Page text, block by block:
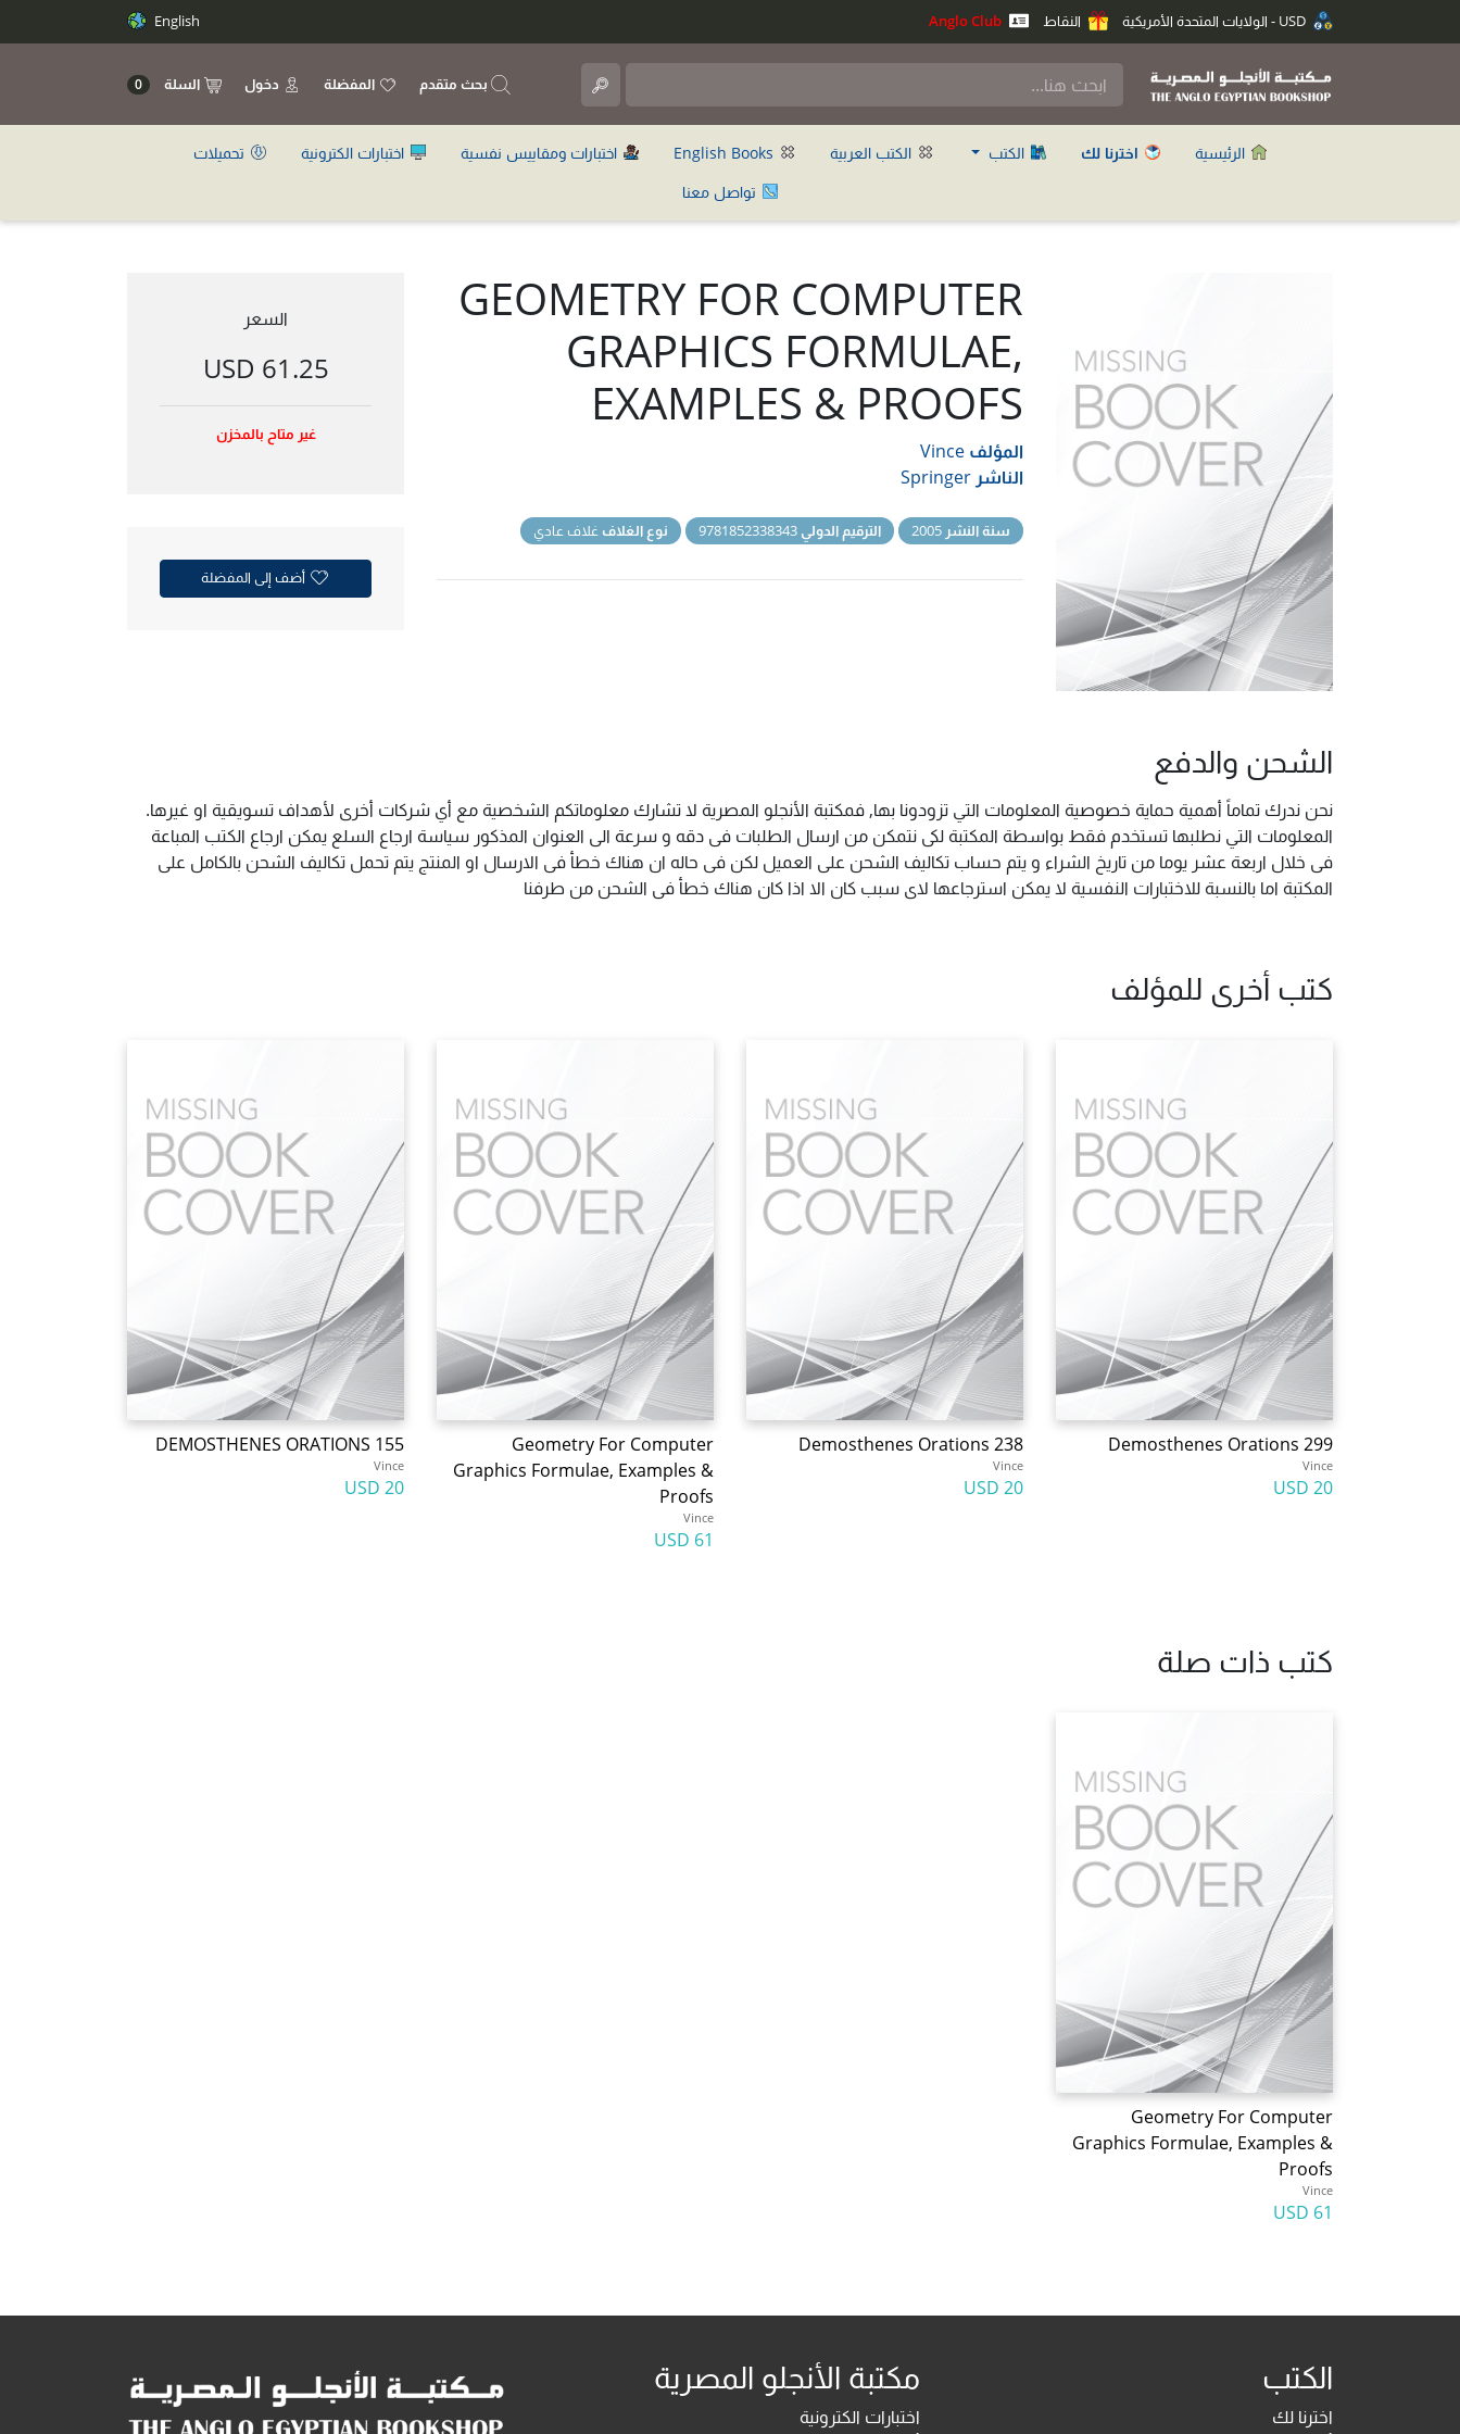
النقاط English
بحث متقدم المفضلة دخول السلة 0
الرئيسية اخترنا لك الكتب الكتب العربية اختبارات ومقاييس نفسية اختبارات الكترونية
تحميلات
تواصل معنا
GEOMETRY FOR COMPUTER
GRAPHICS FORMULAE,
EXAMPLES & PROOFS
المؤلف Vince
الناشر Springer
سنة النشر الترقيم الدولي نوع الغلاف غلاف عادي
السعر
61.25 USD
غير متاح بالمخزن
أضف إلى المفضلة
الشحن والدفع
نحن ندرك تماماً أهمية حماية خصوصية المعلومات التي تزودونا بها, فمكتبة الأنجلو المصرية لا تشارك معلوماتكم الشخصية مع أي شركات أخرى لأهداف تسويقية او غيرها.
المعلومات التي نطلبها تستخدم فقط بواسطة المكتبة لكى نتمكن من ارسال الطلبات فى دقه و سرعة الى العنوان المذكور سياسة ارجاع السلع يمكن ارجاع الكتب المباعة
فى خلال اربعة عشر يوما من تاريخ الشراء و يتم حساب تكاليف الشحن على العميل لكن فى حاله ان هناك خطأ فى الارسال او المنتج يتم تحمل تكاليف الشحن بالكامل على
المكتبة اما بالنسبة للاختبارات النفسية لا يمكن استرجاعها لاى سبب كان الا اذا كان هناك خطأ فى الشحن من طرفنا
كتب أخرى للمؤلف
Demosthenes Orations 299
Vince
20 USD
Demosthenes Orations 238
Vince
20 USD
Geometry For Computer
Graphics Formulae, Examples &
Proofs
Vince
61 USD
DEMOSTHENES ORATIONS 155
Vince
20 USD
كتب ذات صلة
Geometry For Computer
Graphics Formulae, Examples &
Proofs
Vince
61 USD
الكتب
اخترنا لك
مكتبة الأنجلو المصرية
اختبارات الكترونية